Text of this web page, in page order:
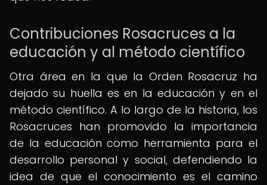
Contribuciones Rosacruces a la
educación y al método científico
Otra área en la que la Orden Rosacruz ha
dejado su huella es en la educación y en el
método científico. A lo largo de la historia, los
Rosacruces han promovido la importancia
de la educación como herramienta para el
desarrollo personal y social, defendiendo la
idea de que el conocimiento es el camino